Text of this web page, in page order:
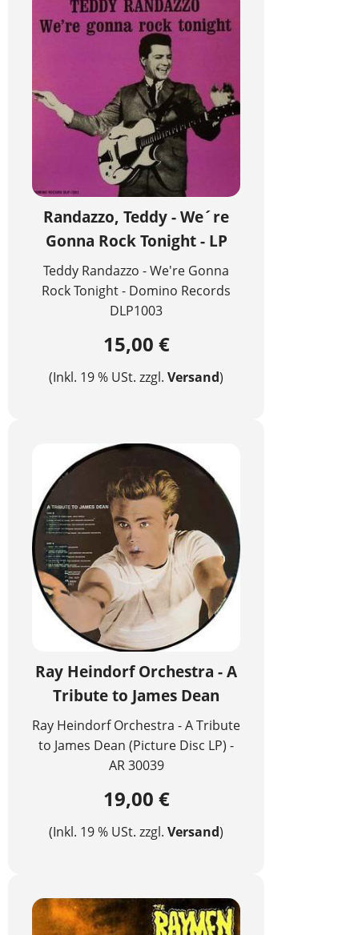
Randazzo, Teddy - We´re
Gonna Rock Tonight - LP
Teddy Randazzo - We're Gonna
Rock Tonight - Domino Records
DLP1003
15,00 €
(Inkl. 19 % USt. zzgl. Versand)
Ray Heindorf Orchestra - A
Tribute to James Dean
Ray Heindorf Orchestra - A Tribute
to James Dean (Picture Disc LP) -
AR 30039
19,00 €
(Inkl. 19 % USt. zzgl. Versand)